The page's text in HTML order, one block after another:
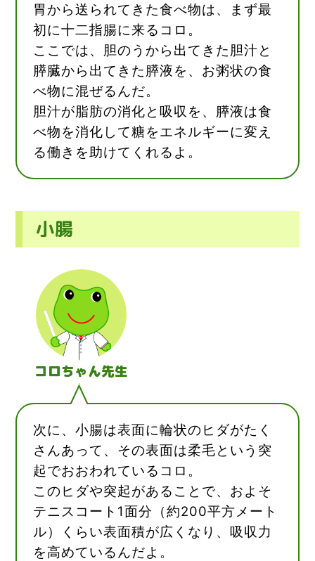
胃から送られてきた食べ物は、まず最
初に十二指腸に来るコロ。
ここでは、胆のうから出てきた胆汁と
膵臓から出てきた膵液を、お粥状の食
べ物に混ぜるんだ。
胆汁が脂肪の消化と吸収を、膵液は食
べ物を消化して糖をエネルギーに変え
る働きを助けてくれるよ。
小腸
コロちゃん先生
次に、小腸は表面に輪状のヒダがたく
さんあって、その表面は柔毛という突
起でおおわれているコロ。
このヒダや突起があることで、およそ
テニスコート1面分（約200平方メート
ル）くらい表面積が広くなり、吸収力
を高めているんだよ。